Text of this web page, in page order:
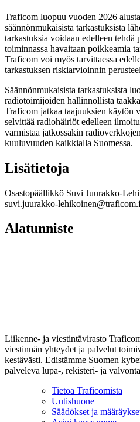
Traficom luopuu vuoden 2026
säännönmukaisista tarkastuksista
tarkastuksia voidaan edelleen
toiminnassa havaitaan poikkeamia
Traficom voi myös tarvittaessa
tarkastuksen riskiarvioinnin
Säännönmukaisista tarkastuksista
radiotoimijoiden hallinnollista
Traficom jatkaa taajuuksien käytön
selvittää radiohäiriöt edelleen
varmistaa jatkossakin
kuuluvuuden kaikkialla Suomessa.
Lisätietoja
Osastopäällikkö Suvi Juurakko-
suvi.juurakko-
Alatunniste
Liikenne- ja viestintävirasto
viestinnän yhteydet ja palvelut
kestävästi. Edistämme Suomen
palveleva lupa-, rekisteri- ja
Tietoa Traficomista
Uutishuone
Säädökset ja